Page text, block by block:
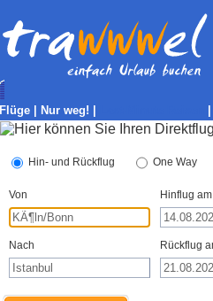
Flüge
Nur weg!
Hin- und Rückflug One Way
Von Hinflug am
Nach Rückflug